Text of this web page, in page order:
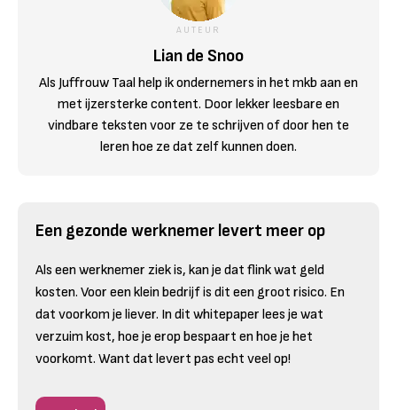
AUTEUR
Lian de Snoo
Als Juffrouw Taal help ik ondernemers in het mkb aan en
met ijzersterke content. Door lekker leesbare en
vindbare teksten voor ze te schrijven of door hen te
leren hoe ze dat zelf kunnen doen.
Een gezonde werknemer levert meer op
Als een werknemer ziek is, kan je dat flink wat geld
kosten. Voor een klein bedrijf is dit een groot risico. En
dat voorkom je liever. In dit whitepaper lees je wat
verzuim kost, hoe je erop bespaart en hoe je het
voorkomt. Want dat levert pas echt veel op!